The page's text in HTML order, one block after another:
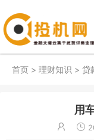
首页 > 理财知识 > 贷
用